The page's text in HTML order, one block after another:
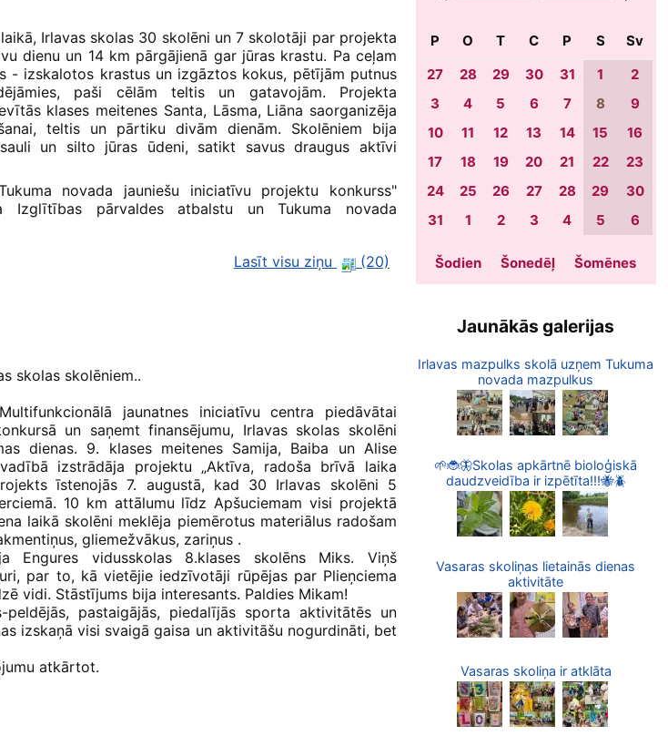
laikā, Irlavas skolas 30 skolēni un 7 skolotāji par projekta
dienu un 14 km pārgājienā gar jūras krastu. Pa ceļam
- izskalotos krastus un izgāztos kokus, pētījām putnus
paši cēlām teltis un gatavojām. Projekta
klases meitenes Santa, Lāsma, Liāna saorganizēja
teltis un pārtiku divām dienām. Skolēniem bija
un silto jūras ūdeni, satikt savus draugus aktīvi
novada jauniešu iniciatīvu projektu konkurss"
Izglītības pārvaldes atbalstu un Tukuma novada
Lasīt visu ziņu
(20)
skolas skolēniem..
jaunatnes iniciatīvu centra piedāvātai
un saņemt finansējumu, Irlavas skolas skolēni
dienas. 9. klases meitenes Samija, Baiba un Alise
izstrādāja projektu „Aktīva, radoša brīvā laika
īstenojās 7. augustā, kad 30 Irlavas skolēni 5
10 km attālumu līdz Apšuciemam visi projektā
laikā skolēni meklēja piemērotus materiālus radošam
gliemežvākus, zariņus .
Engures vidusskolas 8.klases skolēns Miks. Viņš
par to, kā vietējie iedzīvotāji rūpējas par Plieņciema
vidi. Stāstījums bija interesants. Paldies Mikam!
pastaigājās, piedalījās sporta aktivitātēs un
izskaņā visi svaigā gaisa un aktivitāšu nogurdināti, bet
atkārtot.
P O T C P S
Sv
27
28 29 30 31 1
2
3
4 5 6 7 8
9
10
11 12 13 14 15
16
17
18 19 20 21 22
23
24
25 26 27 28 29
30
31
1 2 3 4 5 6
Šodien Šonedēļ Šomēnes
Jaunākās galerijas
Irlavas mazpulks skolā uzņem Tukuma
novada mazpulkus
🌱🐞🦋Skolas apkārtnē bioloģiskā
daudzveidība ir izpētīta!!!🐝🪲
Vasaras skoliņas lietainās dienas
aktivitāte
Vasaras skoliņa ir atklāta